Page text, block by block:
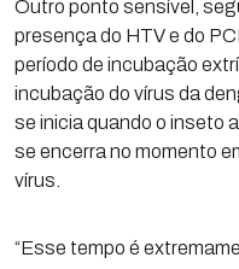
Outro ponto sensível,
presença do HTV e do
período de incubação
incubação do vírus da
se inicia quando o inseto
se encerra no momento
vírus.
“Esse tempo é